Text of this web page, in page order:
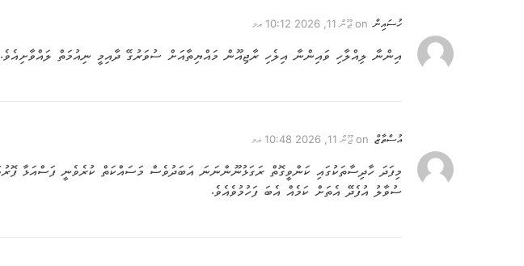
ހުސައިން ޖޫން 11, 2026 10:12 އމ
އިންނާ ލިއްލާހި ވައިންނާ އިލެހި ރާޖިއޫން މައްޔިތާއަށް ސުވަރުގޭ ދާއިމީ ނިއުމަތް ލައްވާށިއެވެ.
އުސްތާޒް ޖޫން 11, 2026 10:48 އމ
މިފަދަ ހާދިސާތަކުގައި ކަންވީގޮތް ރަގަޅުނޫންނަނަ އަބަދުވެސް މަސައްކަތް ކުރެވެނީ ފަސްއަޅާ
ސުވާލު އުފެދޭ އެތަށް ކަމެއް އެބަ ފަހުމުވެއެވެ.